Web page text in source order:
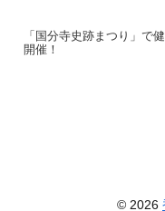
「国分寺史跡まつり」で
開催！
© 2026